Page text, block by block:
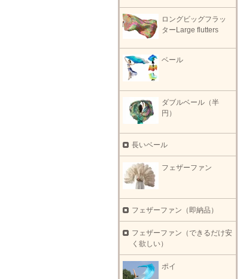
ロングビッグフラッ
ターLarge flutters
ベール
ダブルベール（半
円）
長いベール
フェザーファン
フェザーファン（即納品）
フェザーファン（できるだけ安
く欲しい）
ポイ